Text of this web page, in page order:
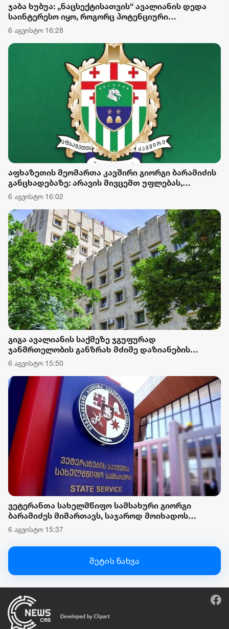
ჯაბა ხუბუა: „ნაცსექტისათვის“ ავალიანის დედა
საინტერესო იყო, როგორც პოტენციური
პოლიტიკური ინსტრუმენტი, მაგრამ რაკი ეკა
კუპატაძემ სახელმწიფოს დაუფასა გამოძიების
შედეგები, პირველი შესაძლებლობისთანავე
ჩასცეს გულში შხამიანი ისარი
6 აგვისტო 16:28
აფხაზეთის მეომართა კავშირი გიორგი ბარამიძის
განცხადებაზე: არავის მივცემთ უფლებას,
ქვეყნისთვის დამაზიანებელი განცხადებებით
ქართველი მებრძოლების ღირსება შეილახოს და
დაღუპულთა ხსოვნა პოლიტიკური მიზნებისთვის
იქნეს გამოყენებული
6 აგვისტო 16:02
გიგა ავალიანის საქმეზე ჯგუფურად
ჯანმრთელობის განზრახ მძიმე დაზიანების
წაქეზების ფაქტზე ნია იმნაძეს და განსაკუთრებით
მძიმე დანაშაულის შეუტყობინებლობის ფაქტზე
ანასტასია ბერუაშვილს ბრალდება წარუდგინეს
6 აგვისტო 15:50
ვეტერანთა სახელმწიფო სამსახური გიორგი
ბარამიძეს მიმართავს, საჯაროდ მოიხადოს
ბოდიში და უარყოს მის მიერ გავრცელებული,
დაუდასტურებელი ინფორმაცია
6 აგვისტო 15:37
მეტის ნახვა